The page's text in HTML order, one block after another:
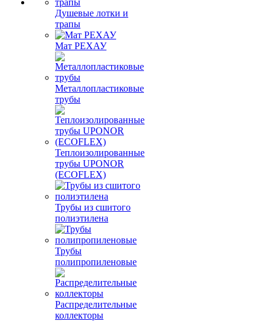
Душевые лотки и
трапы
Мат РЕХАУ
Металлопластиковые
трубы
Теплоизолированные
трубы UPONOR
(ECOFLEX)
Трубы из сшитого
полиэтилена
Трубы
полипропиленовые
Распределительные
коллекторы